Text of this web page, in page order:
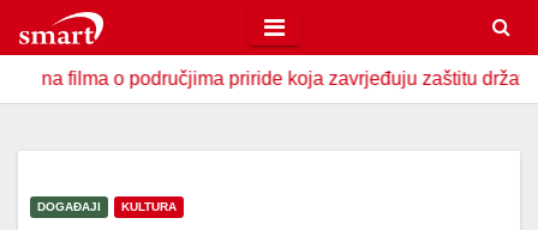
to
contento područjima priride koja zavrjeđuju zaštitu države U
DOGAĐAJI KULTURA